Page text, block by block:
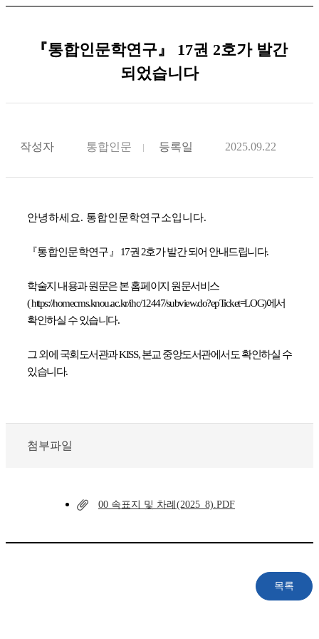
『통합인문학연구』 17권 2호가 발간
되었습니다
작성자 통합인문 등록일 2025.09.22
안녕하세요. 통합인문학연구소입니다.
『통합인문학연구 』 17권 2호가 발간 되어 안내드립니다.
학술지 내용과 원문은 본 홈페이지 원문서비스
(https://homecms.knou.ac.kr/ihc/12447/subview.do?epTicket=LOG)에서
확인하실 수 있습니다.
그 외에 국회도서관과 KISS, 본교 중앙도서관에서도 확인하실 수
있습니다.
첨부파일
00 속표지 및 차례(2025_8).PDF